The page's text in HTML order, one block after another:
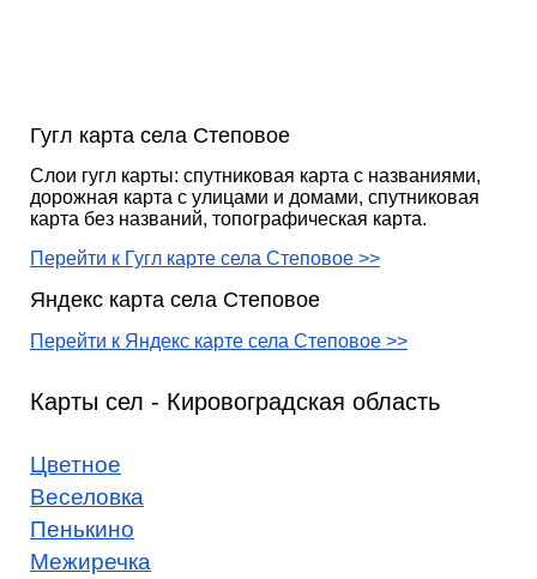
Гугл карта села Степовое
Слои гугл карты: спутниковая карта с названиями,
дорожная карта с улицами и домами, спутниковая
карта без названий, топографическая карта.
Перейти к Гугл карте села Степовое >>
Яндекс карта села Степовое
Перейти к Яндекс карте села Степовое >>
Карты сел - Кировоградская область
Цветное
Веселовка
Пенькино
Межиречка